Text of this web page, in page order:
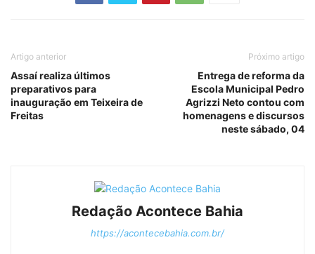
Artigo anterior
Assaí realiza últimos
preparativos para
inauguração em Teixeira de
Freitas
Próximo artigo
Entrega de reforma da
Escola Municipal Pedro
Agrizzi Neto contou com
homenagens e discursos
neste sábado, 04
Redação Acontece Bahia
https://acontecebahia.com.br/